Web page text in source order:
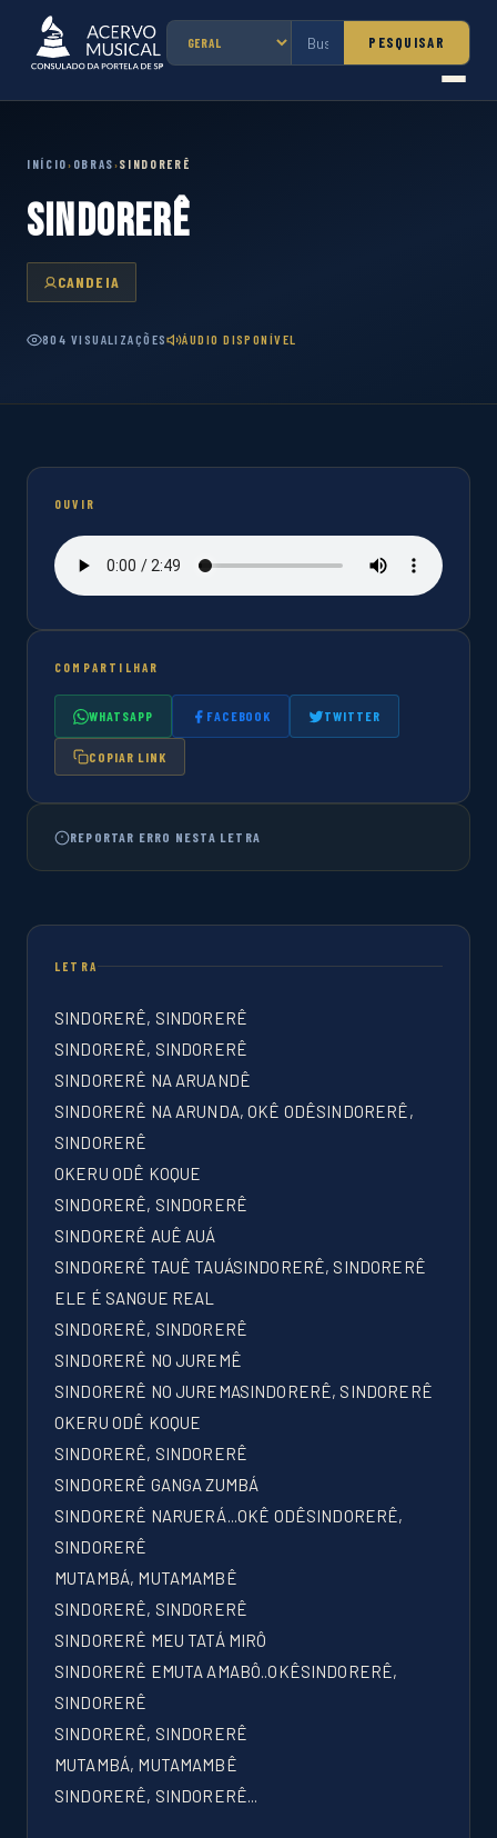
PESQUISAR
INÍCIO› OBRAS›SINDORERÊ
SINDORERÊ
CANDEIA
804 VISUALIZAÇÕES ÁUDIO DISPONÍVEL
LETRA
SINDORERÊ, SINDORERÊ
SINDORERÊ, SINDORERÊ
SINDORERÊ NA ARUANDÊ
SINDORERÊ NA ARUNDA, OKÊ ODÊSINDORERÊ,
SINDORERÊ
OKERU ODÊ KOQUE
SINDORERÊ, SINDORERÊ
SINDORERÊ AUÊ AUÁ
SINDORERÊ TAUÊ TAUÁSINDORERÊ, SINDORERÊ
ELE É SANGUE REAL
SINDORERÊ, SINDORERÊ
SINDORERÊ NO JUREMÊ
SINDORERÊ NO JUREMASINDORERÊ, SINDORERÊ
OKERU ODÊ KOQUE
SINDORERÊ, SINDORERÊ
SINDORERÊ GANGA ZUMBÁ
SINDORERÊ NARUERÁ...OKÊ ODÊSINDORERÊ,
SINDORERÊ
MUTAMBÁ, MUTAMAMBÊ
SINDORERÊ, SINDORERÊ
SINDORERÊ MEU TATÁ MIRÔ
SINDORERÊ EMUTA AMABÔ..OKÊSINDORERÊ,
SINDORERÊ
SINDORERÊ, SINDORERÊ
MUTAMBÁ, MUTAMAMBÊ
SINDORERÊ, SINDORERÊ...
OUVIR
COMPARTILHAR
WHATSAPP FACEBOOK TWITTER
COPIAR LINK
REPORTAR ERRO NESTA LETRA